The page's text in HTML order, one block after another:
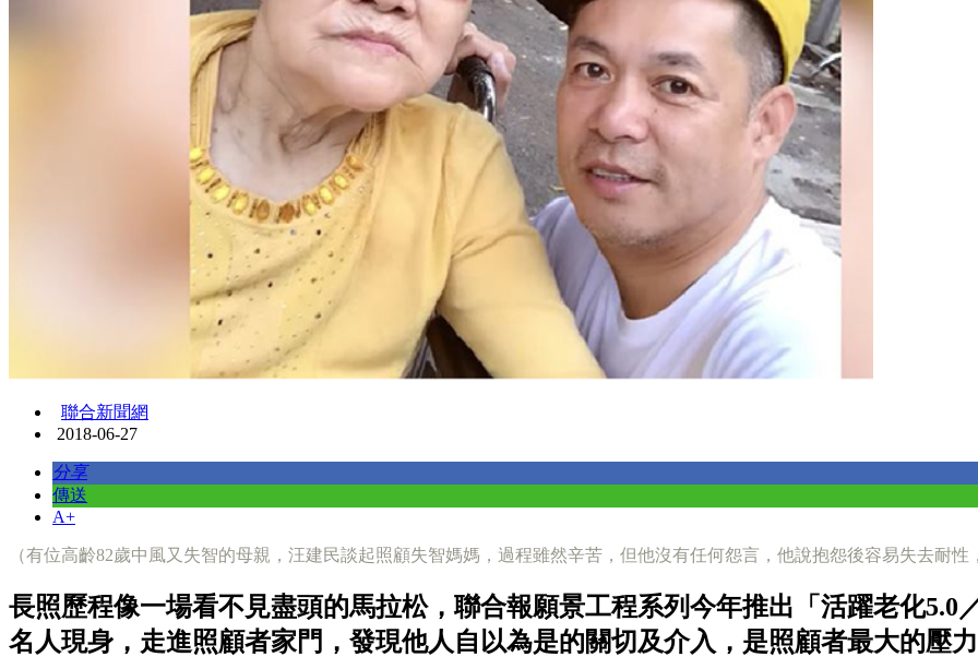
聯合新聞網
2018-06-27
分享
傳送
A+
（有位高齡82歲中風又失智的母親，汪建民談起照顧失智媽媽，過程雖然辛苦，但他沒有任何怨言，他說抱怨後容易失去耐性
長照歷程像一場看不見盡頭的馬拉松，聯合報願景工程系列今年推出「活躍老化5.0
名人現身，走進照顧者家門，發現他人自以為是的關切及介入，是照顧者最大的壓